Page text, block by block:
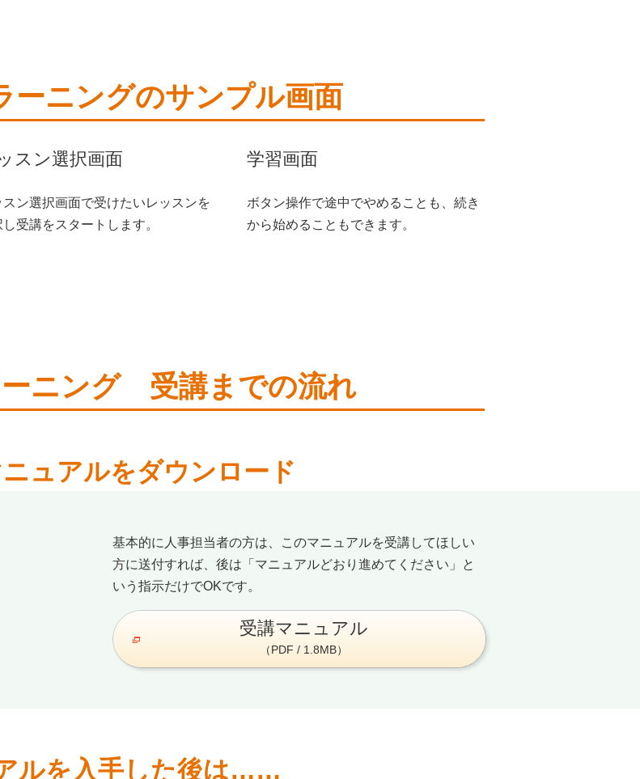
ーニングのサンプル画面
スン選択画面
スン選択画面で受けたいレッスンを
受講をスタートします。
学習画面
ボタン操作で途中でやめることも、続き
から始めることもできます。
ーニング 受講までの流れ
ュアルをダウンロード
基本的に人事担当者の方は、このマニュアルを受講してほしい
方に送付すれば、後は「マニュアルどおり進めてください」と
いう指示だけでOKです。
受講マニュアル
（PDF / 1.8MB）
ルを入手した後は……